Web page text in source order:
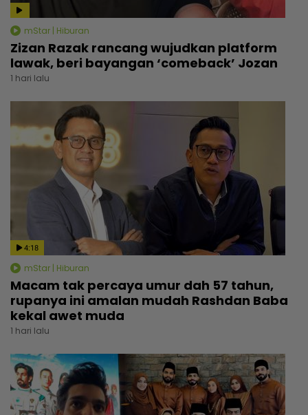
mStar | Hiburan
Zizan Razak rancang wujudkan platform
lawak, beri bayangan ‘comeback’ Jozan
1 hari lalu
4:18
mStar | Hiburan
Macam tak percaya umur dah 57 tahun,
rupanya ini amalan mudah Rashdan Baba
kekal awet muda
1 hari lalu